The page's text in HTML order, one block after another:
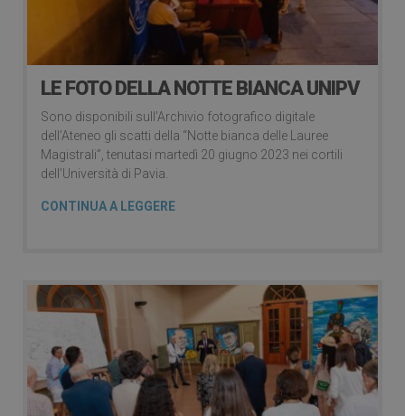
LE FOTO DELLA NOTTE BIANCA UNIPV
Sono disponibili sull’Archivio fotografico digitale
dell’Ateneo gli scatti della “Notte bianca delle Lauree
Magistrali”, tenutasi martedì 20 giugno 2023 nei cortili
dell’Università di Pavia.
CONTINUA A LEGGERE